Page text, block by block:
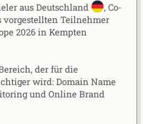
aus Deutschland
, Co-
vorgestellten Teilnehmer
2026 in Kempten
der für die
wird: Domain Name
und Online Brand